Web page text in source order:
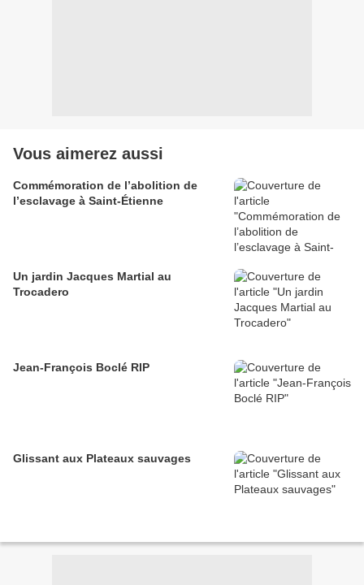
Vous aimerez aussi
Commémoration de l’abolition de
l’esclavage à Saint-Étienne
Un jardin Jacques Martial au
Trocadero
Jean-François Boclé RIP
Glissant aux Plateaux sauvages